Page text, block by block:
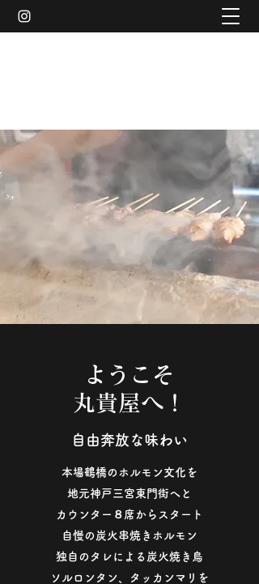
ようこそ
丸貴屋へ！
自由奔放な味わい
本場鶴橋のホルモン文化を
地元神戸三宮東門街へと
カウンター８席からスタート
自慢の炭火串焼きホルモン
独自のタレによる炭火焼き鳥
ソルロンタン、タッカンマリを